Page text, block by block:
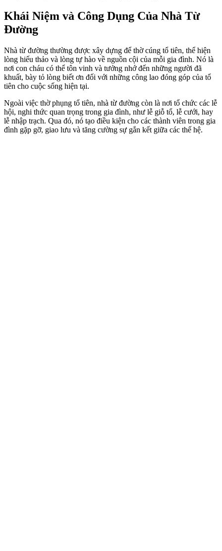
Khái Niệm và Công Dụng Của Nhà Từ
Đường
Nhà từ đường thường được xây dựng để thờ cúng tổ tiên, thể hiện
lòng hiếu thảo và lòng tự hào về nguồn cội của mỗi gia đình. Nó là
nơi con cháu có thể tôn vinh và tưởng nhớ đến những người đã
khuất, bày tỏ lòng biết ơn đối với những công lao đóng góp của tổ
tiên cho cuộc sống hiện tại.
Ngoài việc thờ phụng tổ tiên, nhà từ đường còn là nơi tổ chức các lễ
hội, nghi thức quan trọng trong gia đình, như lễ giỗ tổ, lễ cưới, hay
lễ nhập trạch. Qua đó, nó tạo điều kiện cho các thành viên trong gia
đình gặp gỡ, giao lưu và tăng cường sự gắn kết giữa các thế hệ.